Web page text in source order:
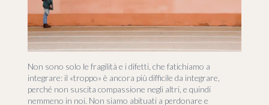
Non sono solo le fragilità e i difetti, che fatichiamo a
integrare: il «troppo» è ancora più difficile da integrare,
perché non suscita compassione negli altri, e quindi
nemmeno in noi. Non siamo abituati a perdonare e